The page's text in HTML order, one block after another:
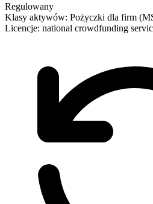
Regulowany
Klasy aktywów: Pożyczki dla firm
Licencje: national crowdfunding